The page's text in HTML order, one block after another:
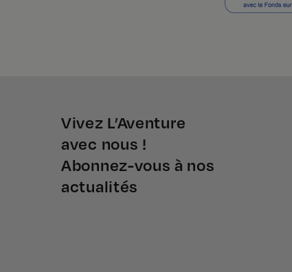
Vivez L’Aventure
avec nous !
Abonnez-vous à nos
actualités